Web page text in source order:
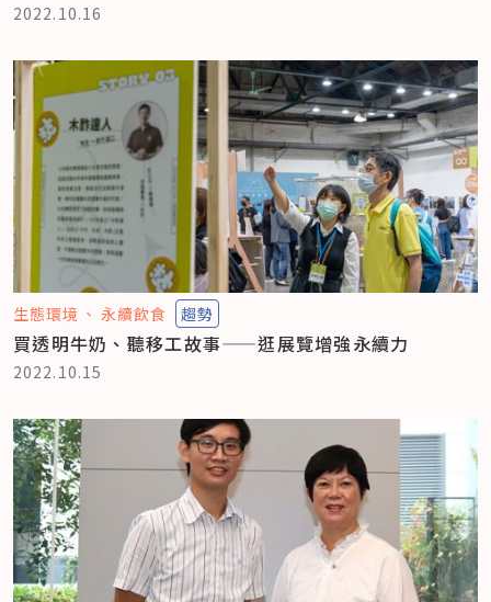
2022.10.16
生態環境 永續飲食 趨勢
買透明牛奶、聽移工故事——逛展覽增強永續力
2022.10.15